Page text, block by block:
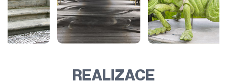
REALIZACE